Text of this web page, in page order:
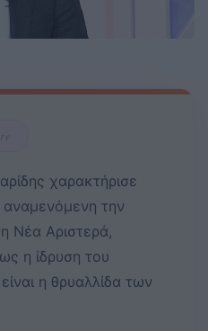
χαρακτήρισε
αναμενόμενη την
Νέα Αριστερά,
η ίδρυση του
η θρυαλλίδα των